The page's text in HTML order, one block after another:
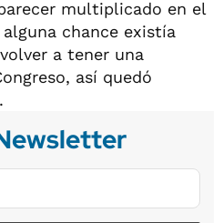
multiplicado en el
chance existía
a tener una
así quedó